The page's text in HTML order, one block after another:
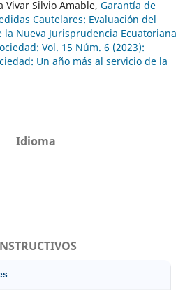
Vivar Silvio Amable, Garantía de
Cautelares: Evaluación del
Nueva Jurisprudencia Ecuatoriana
Vol. 15 Núm. 6 (2023):
Un año más al servicio de la
Idioma